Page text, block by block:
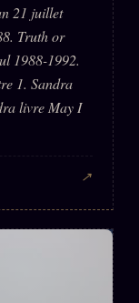
21 juillet
Truth or
1988-1992.
1. Sandra
livre May I
↗